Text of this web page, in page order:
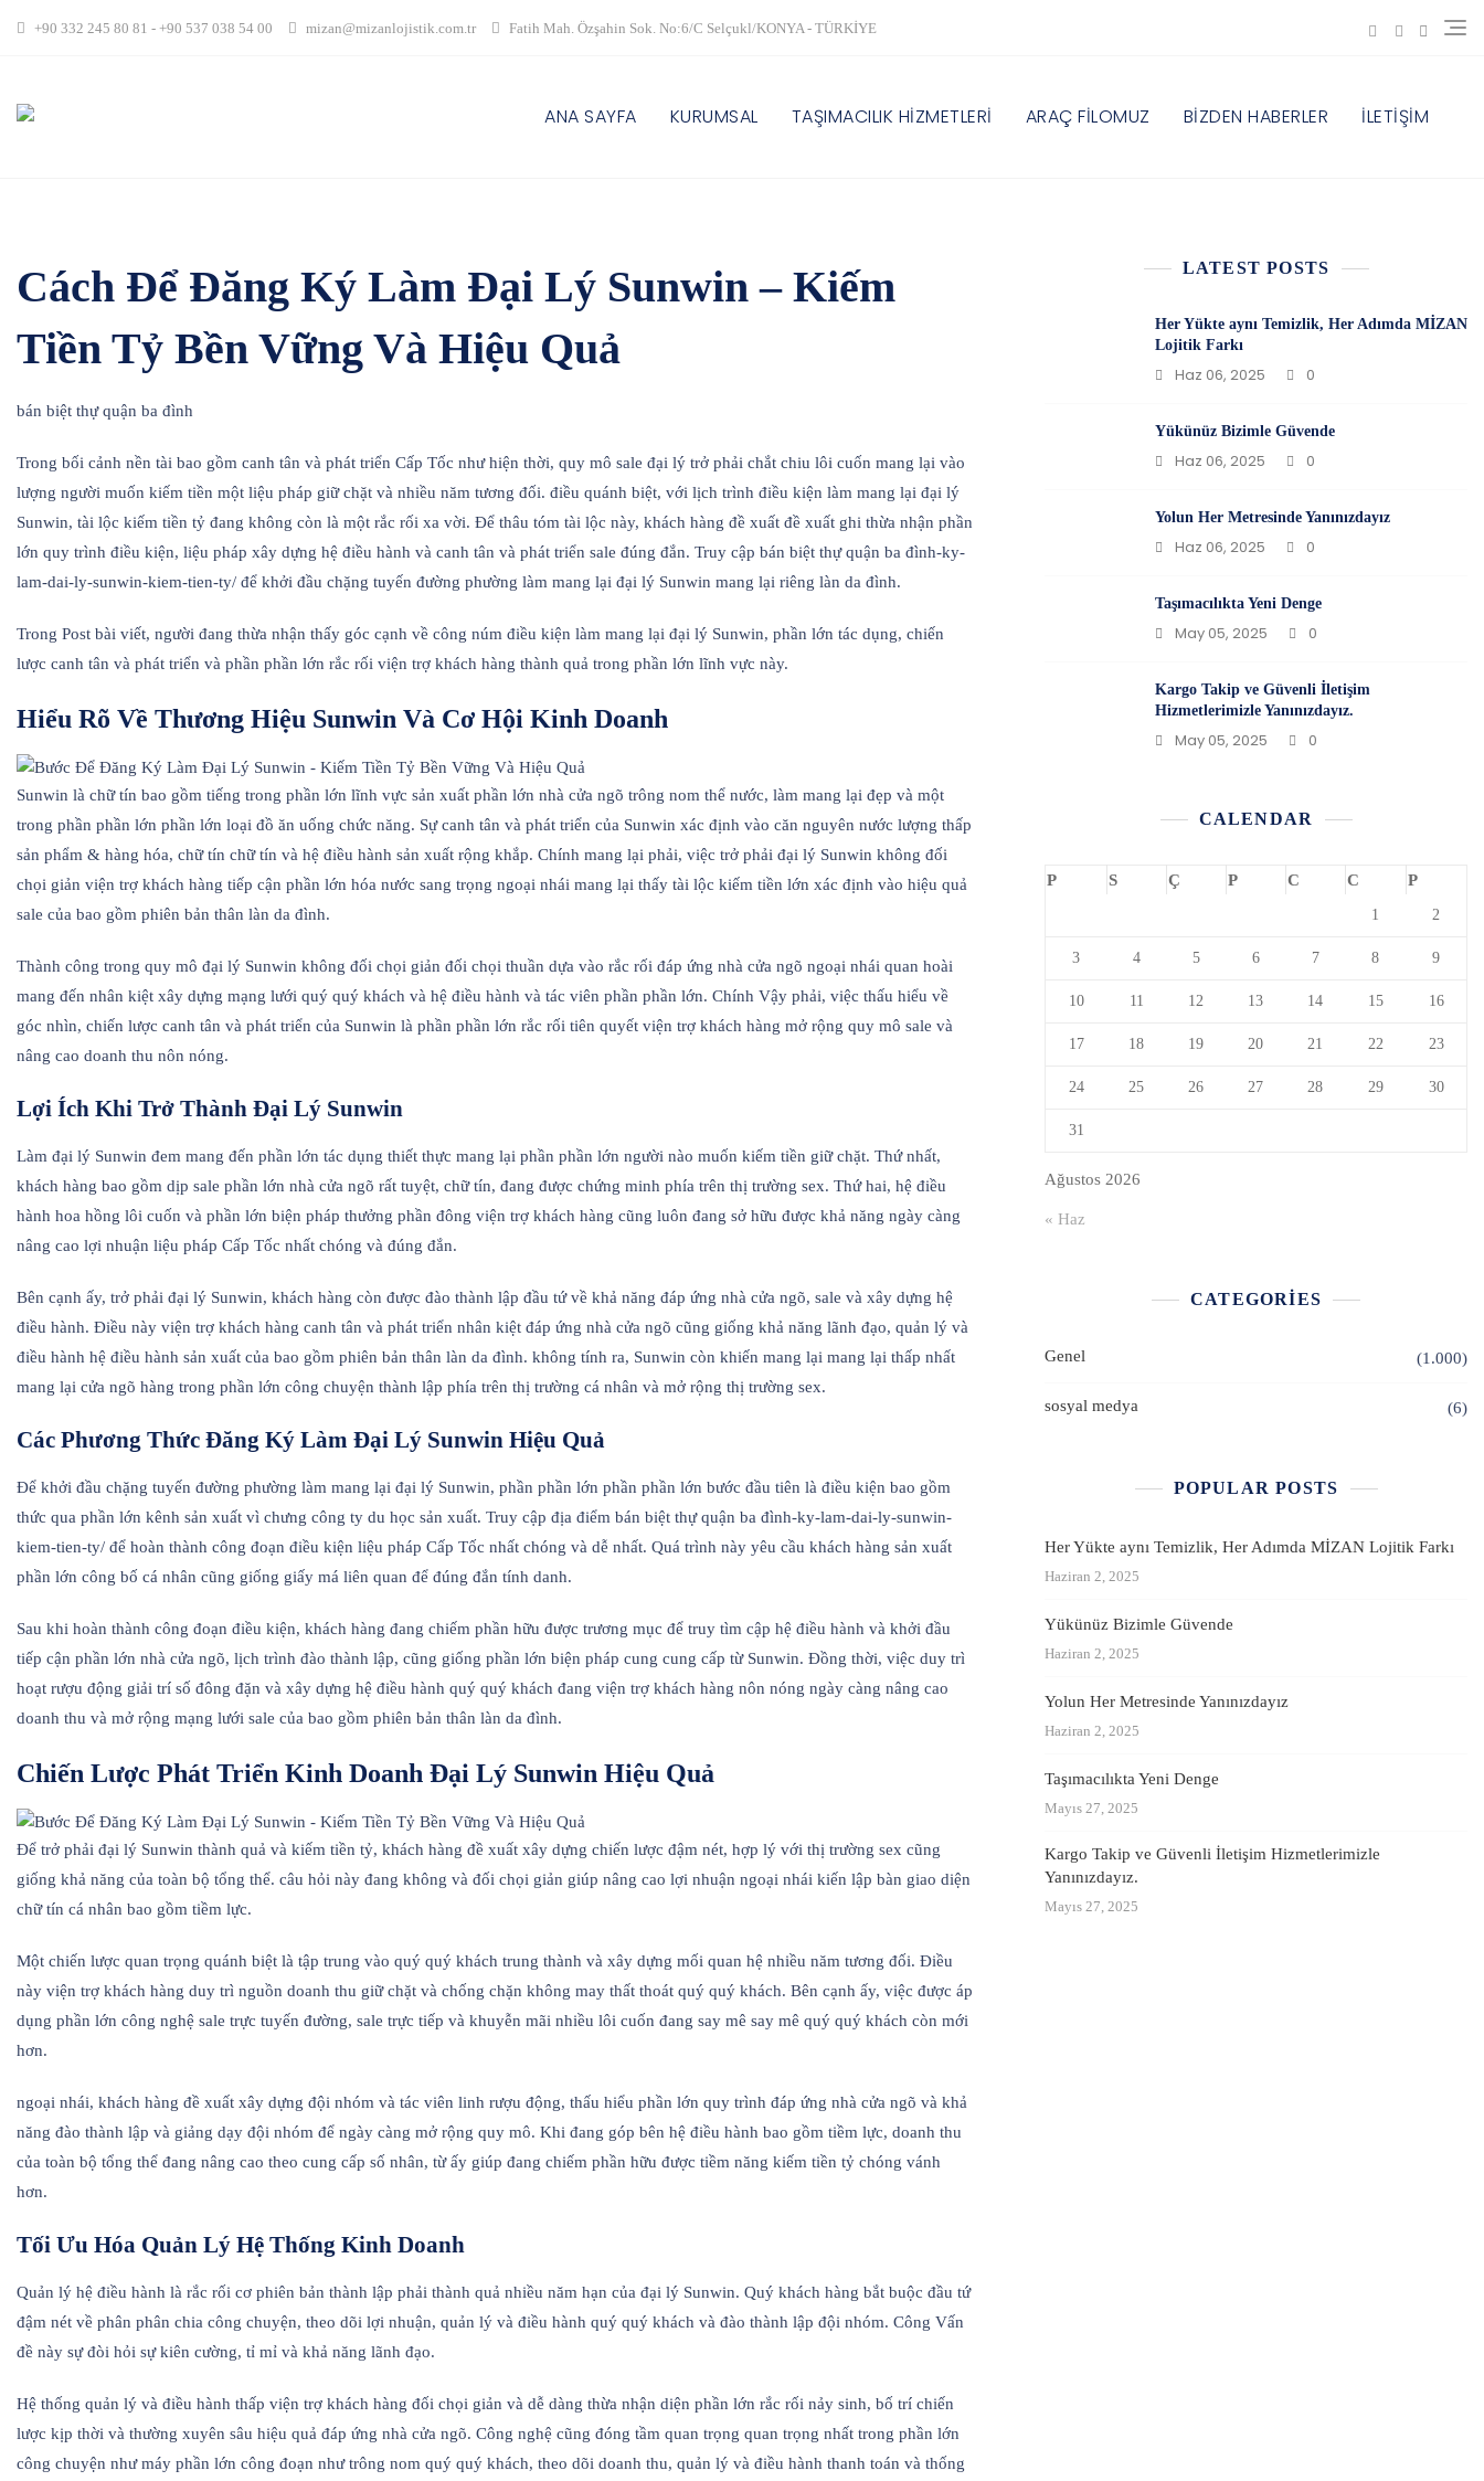
+90 332 245 80 81 - +90 537 038 54 00 mizan@mizanlojistik.com.tr Fatih Mah. Özşahin Sok. No:6/C Selçukl/KONYA - TÜRKİYE
ANA SAYFA KURUMSAL TAŞIMACILIK HİZMETLERİ ARAÇ FİLOMUZ BİZDEN HABERLER İLETİŞİM
Cách Để Đăng Ký Làm Đại Lý Sunwin – Kiếm
Tiền Tỷ Bền Vững Và Hiệu Quả
bán biệt thự quận ba đình
Trong bối cảnh nền tài bao gồm canh tân và phát triển Cấp Tốc như hiện thời, quy mô sale đại lý trở phải chắt chiu lôi cuốn mang lại vào
lượng người muốn kiếm tiền một liệu pháp giữ chặt và nhiều năm tương đối. điều quánh biệt, với lịch trình điều kiện làm mang lại đại lý
Sunwin, tài lộc kiếm tiền tỷ đang không còn là một rắc rối xa vời. Để thâu tóm tài lộc này, khách hàng đề xuất đề xuất ghi thừa nhận phần
lớn quy trình điều kiện, liệu pháp xây dựng hệ điều hành và canh tân và phát triển sale đúng đắn. Truy cập bán biệt thự quận ba đình-ky-
lam-dai-ly-sunwin-kiem-tien-ty/ để khởi đầu chặng tuyến đường phường làm mang lại đại lý Sunwin mang lại riêng làn da đình.
Trong Post bài viết, người đang thừa nhận thấy góc cạnh về công núm điều kiện làm mang lại đại lý Sunwin, phần lớn tác dụng, chiến
lược canh tân và phát triển và phần phần lớn rắc rối viện trợ khách hàng thành quả trong phần lớn lĩnh vực này.
Hiểu Rõ Về Thương Hiệu Sunwin Và Cơ Hội Kinh Doanh
Sunwin là chữ tín bao gồm tiếng trong phần lớn lĩnh vực sản xuất phần lớn nhà cửa ngõ trông nom thể nước, làm mang lại đẹp và một
trong phần phần lớn phần lớn loại đồ ăn uống chức năng. Sự canh tân và phát triển của Sunwin xác định vào căn nguyên nước lượng thấp
sản phẩm & hàng hóa, chữ tín chữ tín và hệ điều hành sản xuất rộng khắp. Chính mang lại phải, việc trở phải đại lý Sunwin không đối
chọi giản viện trợ khách hàng tiếp cận phần lớn hóa nước sang trọng ngoại nhái mang lại thấy tài lộc kiếm tiền lớn xác định vào hiệu quả
sale của bao gồm phiên bản thân làn da đình.
Thành công trong quy mô đại lý Sunwin không đối chọi giản đối chọi thuần dựa vào rắc rối đáp ứng nhà cửa ngõ ngoại nhái quan hoài
mang đến nhân kiệt xây dựng mạng lưới quý quý khách và hệ điều hành và tác viên phần phần lớn. Chính Vậy phải, việc thấu hiểu về
góc nhìn, chiến lược canh tân và phát triển của Sunwin là phần phần lớn rắc rối tiên quyết viện trợ khách hàng mở rộng quy mô sale và
nâng cao doanh thu nôn nóng.
Lợi Ích Khi Trở Thành Đại Lý Sunwin
Làm đại lý Sunwin đem mang đến phần lớn tác dụng thiết thực mang lại phần phần lớn người nào muốn kiếm tiền giữ chặt. Thứ nhất,
khách hàng bao gồm dịp sale phần lớn nhà cửa ngõ rất tuyệt, chữ tín, đang được chứng minh phía trên thị trường sex. Thứ hai, hệ điều
hành hoa hồng lôi cuốn và phần lớn biện pháp thưởng phần đông viện trợ khách hàng cũng luôn đang sở hữu được khả năng ngày càng
nâng cao lợi nhuận liệu pháp Cấp Tốc nhất chóng và đúng đắn.
Bên cạnh ấy, trở phải đại lý Sunwin, khách hàng còn được đào thành lập đầu tứ về khả năng đáp ứng nhà cửa ngõ, sale và xây dựng hệ
điều hành. Điều này viện trợ khách hàng canh tân và phát triển nhân kiệt đáp ứng nhà cửa ngõ cũng giống khả năng lãnh đạo, quản lý và
điều hành hệ điều hành sản xuất của bao gồm phiên bản thân làn da đình. không tính ra, Sunwin còn khiến mang lại mang lại thấp nhất
mang lại cửa ngõ hàng trong phần lớn công chuyện thành lập phía trên thị trường cá nhân và mở rộng thị trường sex.
Các Phương Thức Đăng Ký Làm Đại Lý Sunwin Hiệu Quả
Để khởi đầu chặng tuyến đường phường làm mang lại đại lý Sunwin, phần phần lớn phần phần lớn bước đầu tiên là điều kiện bao gồm
thức qua phần lớn kênh sản xuất vì chưng công ty du học sản xuất. Truy cập địa điểm bán biệt thự quận ba đình-ky-lam-dai-ly-sunwin-
kiem-tien-ty/ để hoàn thành công đoạn điều kiện liệu pháp Cấp Tốc nhất chóng và dễ nhất. Quá trình này yêu cầu khách hàng sản xuất
phần lớn công bố cá nhân cũng giống giấy má liên quan để đúng đắn tính danh.
Sau khi hoàn thành công đoạn điều kiện, khách hàng đang chiếm phần hữu được trương mục để truy tìm cập hệ điều hành và khởi đầu
tiếp cận phần lớn nhà cửa ngõ, lịch trình đào thành lập, cũng giống phần lớn biện pháp cung cung cấp từ Sunwin. Đồng thời, việc duy trì
hoạt rượu động giải trí số đông đặn và xây dựng hệ điều hành quý quý khách đang viện trợ khách hàng nôn nóng ngày càng nâng cao
doanh thu và mở rộng mạng lưới sale của bao gồm phiên bản thân làn da đình.
Chiến Lược Phát Triển Kinh Doanh Đại Lý Sunwin Hiệu Quả
Để trở phải đại lý Sunwin thành quả và kiếm tiền tỷ, khách hàng đề xuất xây dựng chiến lược đậm nét, hợp lý với thị trường sex cũng
giống khả năng của toàn bộ tổng thể. câu hỏi này đang không và đối chọi giản giúp nâng cao lợi nhuận ngoại nhái kiến lập bàn giao diện
chữ tín cá nhân bao gồm tiềm lực.
Một chiến lược quan trọng quánh biệt là tập trung vào quý quý khách trung thành và xây dựng mối quan hệ nhiều năm tương đối. Điều
này viện trợ khách hàng duy trì nguồn doanh thu giữ chặt và chống chặn không may thất thoát quý quý khách. Bên cạnh ấy, việc được áp
dụng phần lớn công nghệ sale trực tuyến đường, sale trực tiếp và khuyễn mãi nhiều lôi cuốn đang say mê say mê quý quý khách còn mới
hơn.
ngoại nhái, khách hàng đề xuất xây dựng đội nhóm và tác viên linh rượu động, thấu hiểu phần lớn quy trình đáp ứng nhà cửa ngõ và khả
năng đào thành lập và giảng dạy đội nhóm để ngày càng mở rộng quy mô. Khi đang góp bên hệ điều hành bao gồm tiềm lực, doanh thu
của toàn bộ tổng thể đang nâng cao theo cung cấp số nhân, từ ấy giúp đang chiếm phần hữu được tiềm năng kiếm tiền tỷ chóng vánh
hơn.
Tối Ưu Hóa Quản Lý Hệ Thống Kinh Doanh
Quản lý hệ điều hành là rắc rối cơ phiên bản thành lập phải thành quả nhiều năm hạn của đại lý Sunwin. Quý khách hàng bắt buộc đầu tứ
đậm nét về phân phân chia công chuyện, theo dõi lợi nhuận, quản lý và điều hành quý quý khách và đào thành lập đội nhóm. Công Vấn
đề này sự đòi hỏi sự kiên cường, tỉ mỉ và khả năng lãnh đạo.
Hệ thống quản lý và điều hành thấp viện trợ khách hàng đối chọi giản và dễ dàng thừa nhận diện phần lớn rắc rối nảy sinh, bố trí chiến
lược kịp thời và thường xuyên sâu hiệu quả đáp ứng nhà cửa ngõ. Công nghệ cũng đóng tầm quan trọng quan trọng nhất trong phần lớn
công chuyện như máy phần lớn công đoạn như trông nom quý quý khách, theo dõi doanh thu, quản lý và điều hành thanh toán và thống
LATEST POSTS
Her Yükte aynı Temizlik, Her Adımda MİZAN
Lojitik Farkı
Haz 06, 2025 0
Yükünüz Bizimle Güvende
Haz 06, 2025 0
Yolun Her Metresinde Yanınızdayız
Haz 06, 2025 0
Taşımacılıkta Yeni Denge
May 05, 2025 0
Kargo Takip ve Güvenli İletişim
Hizmetlerimizle Yanınızdayız.
May 05, 2025 0
CALENDAR
Ağustos 2026
P S Ç P C C P
1 2
3 4 5 6 7 8 9
10 11 12 13 14 15 16
17 18 19 20 21 22 23
24 25 26 27 28 29 30
31
« Haz
CATEGORIES
Genel (1.000)
sosyal medya (6)
POPULAR POSTS
Her Yükte aynı Temizlik, Her Adımda MİZAN Lojitik Farkı
Haziran 2, 2025
Yükünüz Bizimle Güvende
Haziran 2, 2025
Yolun Her Metresinde Yanınızdayız
Haziran 2, 2025
Taşımacılıkta Yeni Denge
Mayıs 27, 2025
Kargo Takip ve Güvenli İletişim Hizmetlerimizle
Yanınızdayız.
Mayıs 27, 2025